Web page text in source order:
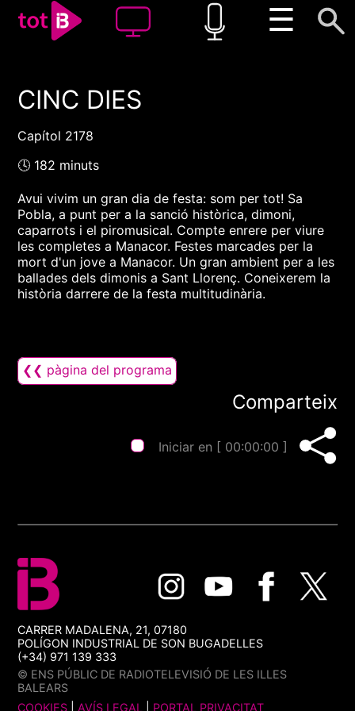
☰
00:00 00:00
CINC DIES
Capítol 2178
🕓 182 minuts
Avui vivim un gran dia de festa: som per tot! Sa
Pobla, a punt per a la sanció històrica, dimoni,
caparrots i el piromusical. Compte enrere per viure
les completes a Manacor. Festes marcades per la
mort d'un jove a Manacor. Un gran ambient per a les
ballades dels dimonis a Sant Llorenç. Coneixerem la
història darrere de la festa multitudinària.
❮❮ pàgina del programa
Comparteix
Iniciar en [ 00:00:00 ]
CARRER MADALENA, 21, 07180
POLÍGON INDUSTRIAL DE SON BUGADELLES
(+34) 971 139 333
© ENS PÚBLIC DE RADIOTELEVISIÓ DE LES ILLES
BALEARS
COOKIES
AVÍS LEGAL PORTAL PRIVACITAT